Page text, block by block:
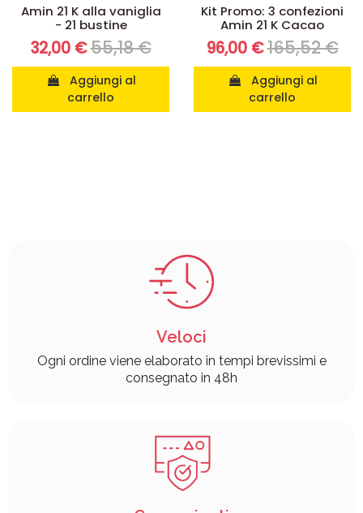
Amin 21 K alla vaniglia
- 21 bustine
32,00 €55,18 €
carrello
Kit Promo: 3 confezioni
Amin 21 K Cacao
96,00 €165,52 €
carrello
Veloci
Ogni ordine viene elaborato in tempi brevissimi e
consegnato in 48h